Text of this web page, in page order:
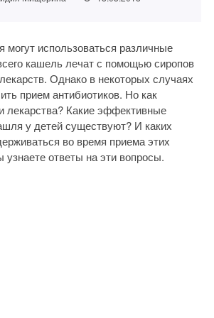
использоваться различные
кашель лечат с помощью сиропов
Однако в некоторых случаях
прием антибиотиков. Но как
лекарства? Какие эффективные
у детей существуют? И каких
во время приема этих
ответы на эти вопросы.